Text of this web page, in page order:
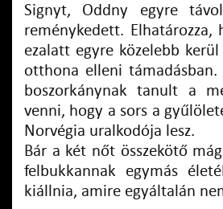
Signyt, Oddny egyre
reménykedett.
ezalatt egyre közelebb
otthona elleni
boszorkánynak tanult a
venni, hogy a sors a
Norvégia uralkodója lesz.
Bár a két nőt összekötő
felbukkannak egymás
kiállnia, amire egyáltalán